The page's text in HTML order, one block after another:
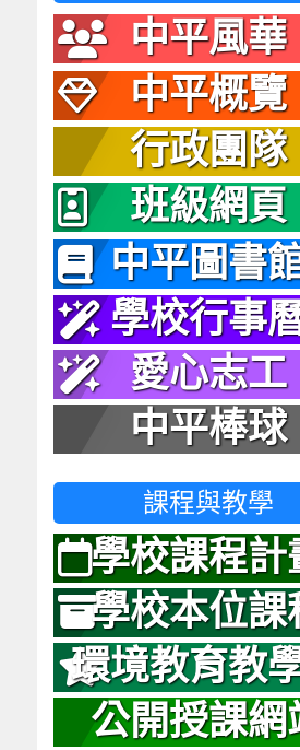
中平風華
中平概覽
行政團隊
班級網頁
中平圖書
學校行事
愛心志工
中平棒球
課程與教學
學校課程計
學校本位課
環境教育教
台
公開授課網